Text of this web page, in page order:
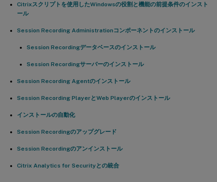
Citrixスクリプトを使用したWindowsの役割と機能の前提条件のインスト
ール
Session Recording Administrationコンポーネントのインストール
Session Recordingデータベースのインストール
Session Recordingサーバーのインストール
Session Recording Agentのインストール
Session Recording PlayerとWeb Playerのインストール
インストールの自動化
Session Recordingのアップグレード
Session Recordingのアンインストール
Citrix Analytics for Securityとの統合